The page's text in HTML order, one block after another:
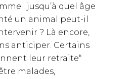
: jusqu’à quel âge
un animal peut-il
? Là encore,
anticiper. Certains
leur retraite“
malades,